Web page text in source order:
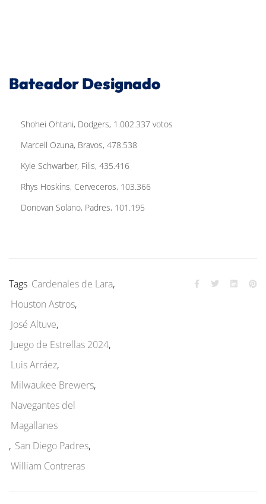
Bateador Designado
Shohei Ohtani, Dodgers, 1.002.337 votos
Marcell Ozuna, Bravos, 478.538
Kyle Schwarber, Filis, 435.416
Rhys Hoskins, Cerveceros, 103.366
Donovan Solano, Padres, 101.195
Tags Cardenales de Lara,
Houston Astros,
José Altuve,
Juego de Estrellas 2024,
Luis Arráez,
Milwaukee Brewers,
Navegantes del
Magallanes
, San Diego Padres,
William Contreras